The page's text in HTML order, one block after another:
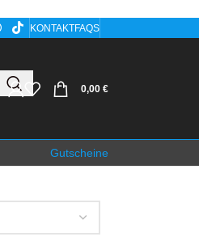
KONTAKTFAQS
0,00 €
Gutscheine